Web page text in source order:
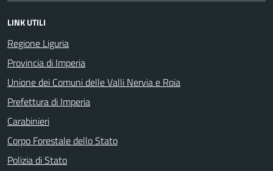
LINK UTILI
Regione Liguria
Provincia di Imperia
Unione dei Comuni delle Valli Nervia e Roia
Prefettura di Imperia
Carabinieri
Corpo Forestale dello Stato
Polizia di Stato